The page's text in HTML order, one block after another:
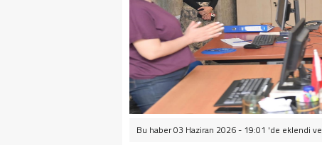
Bu haber 03 Haziran 2026 - 19:01 'de eklendi ve